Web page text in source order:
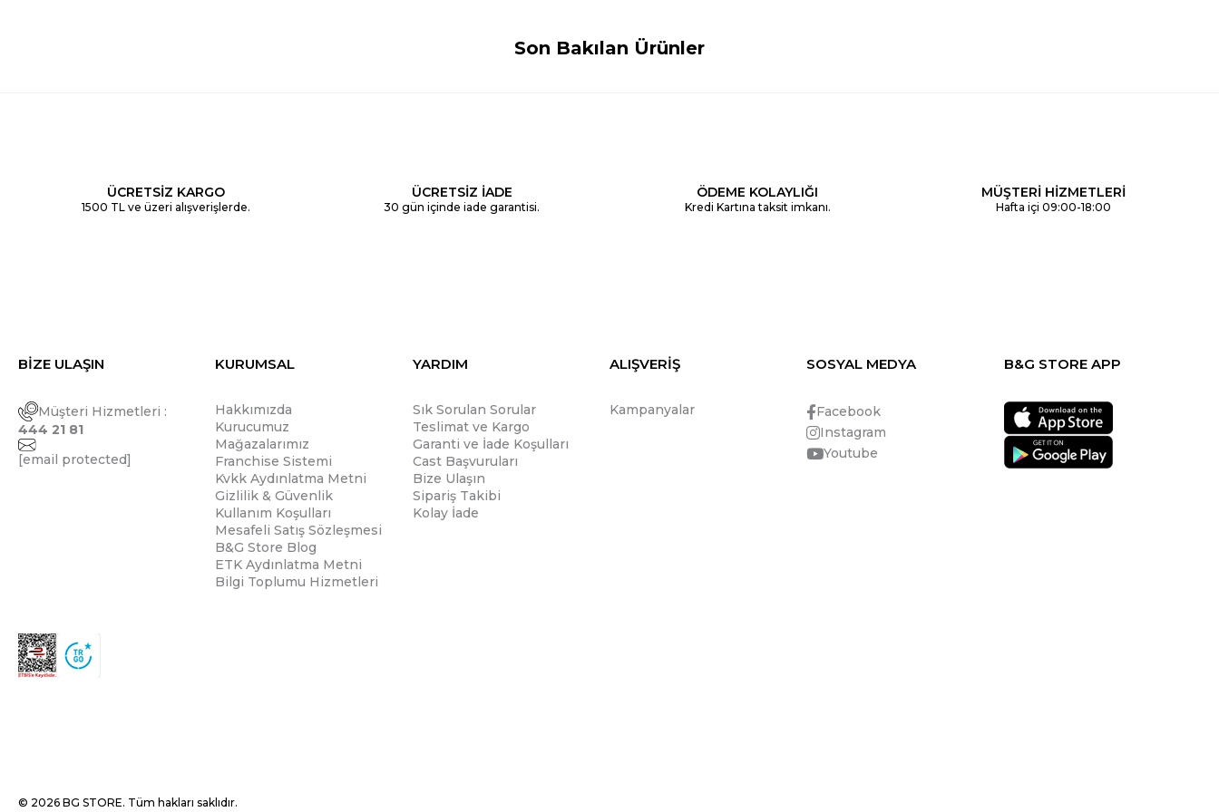
Son Bakılan Ürünler
ÜCRETSİZ KARGO
1500 TL ve üzeri alışverişlerde.
ÜCRETSİZ İADE
30 gün içinde iade garantisi.
ÖDEME KOLAYLIĞI
Kredi Kartına taksit imkanı.
MÜŞTERİ HİZMETLERİ
Hafta içi 09:00-18:00
BİZE ULAŞIN
Müşteri Hizmetleri :
444 21 81
[email protected]
KURUMSAL
Hakkımızda
Kurucumuz
Mağazalarımız
Franchise Sistemi
Kvkk Aydınlatma Metni
Gizlilik & Güvenlik
Kullanım Koşulları
Mesafeli Satış Sözleşmesi
B&G Store Blog
ETK Aydınlatma Metni
Bilgi Toplumu Hizmetleri
YARDIM
Sık Sorulan Sorular
Teslimat ve Kargo
Garanti ve İade Koşulları
Cast Başvuruları
Bize Ulaşın
Sipariş Takibi
Kolay İade
ALIŞVERİŞ
Kampanyalar
SOSYAL MEDYA
Facebook
Instagram
Youtube
B&G STORE APP
© 2026 BG STORE. Tüm hakları saklıdır.